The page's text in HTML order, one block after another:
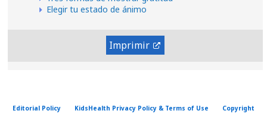
Elegir tu estado de ánimo
Imprimir
Editorial Policy KidsHealth Privacy Policy & Terms of Use Copyright